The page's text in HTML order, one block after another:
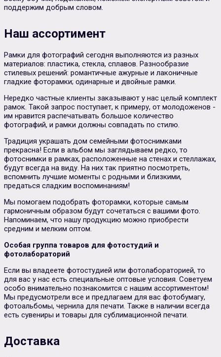
поддержим добрым словом.
Наш ассортимент
Рамки для фотографий сегодня выполняются из разных
материалов: пластика, стекла, сплавов. Разнообразие
стилевых решений: романтичные ажурные и лаконичные
гладкие фоторамки; одинарные и двойные рамки.
Нередко частные клиенты заказывают у нас целый комплект
рамок. Такой запрос поступает, к примеру, от молодоженов -
им нравится распечатывать большое количество
фотографий, и рамки должны совпадать по стилю.
Традиция украшать дом семейными фотоснимками
прекрасна! Если в альбом мы заглядываем редко, то
фотоснимки в рамках, расположенные на стенах и стеллажах,
будут всегда на виду. На них так приятно посмотреть,
вспомнить лучшие моменты с родными и близкими,
предаться сладким воспоминаниям!
Мы помогаем подобрать фоторамки, которые самым
гармоничным образом будут сочетаться с вашими фото.
Напоминаем, что нашу продукцию можно приобрести
средним и мелким оптом.
Особая группа товаров для фотостудий и
фотолабораторий
Если вы владеете фотостудией или фотолабораторией, то
для вас у нас есть специальные оптовые условия. Советуем
особо внимательно познакомится с нашим ассортиментом!
Мы предусмотрели все и предлагаем для вас фотобумагу,
фотоальбомы, чернила для печати. Также в наличии всегда
есть сувениры и товары для сублимационной печати.
Доставка